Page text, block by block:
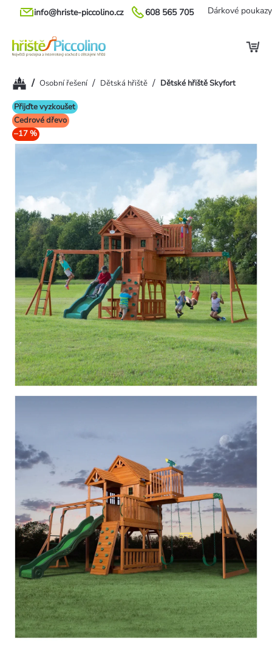
Přejít
608 565 705
info@hriste-piccolino.cz Dárkové poukazy
Domů/ Osobní řešení / Dětská hřiště / Dětské hřiště Skyfort
Přijďte vyzkoušet
Cedrové dřevo
–17 %